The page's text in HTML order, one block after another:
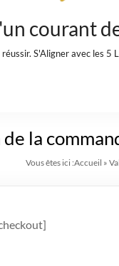
courant
S'Aligner avec les 5
la
Vous êtes ici :Accueil »